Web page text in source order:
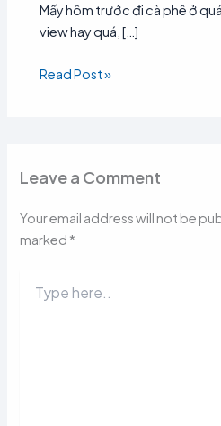
Mấy hôm trước đi cà phê ở
view hay quá, […]
Read Post »
Leave a Comment
Your email address will not be
marked *
here..